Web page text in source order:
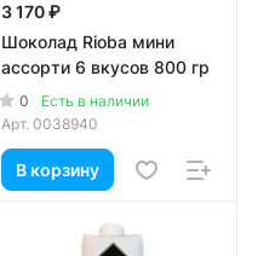
3 170 ₽
Шоколад Rioba мини
ассорти 6 вкусов 800 гр
0
Есть в наличии
Арт. 0038940
В корзину